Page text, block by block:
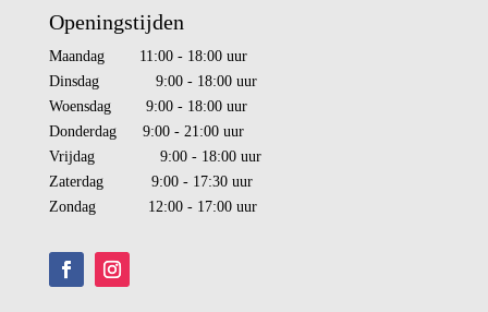
Openingstijden
Maandag 11:00 - 18:00 uur
Dinsdag 9:00 - 18:00 uur
Woensdag 9:00 - 18:00 uur
Donderdag 9:00 - 21:00 uur
Vrijdag 9:00 - 18:00 uur
Zaterdag 9:00 - 17:30 uur
Zondag 12:00 - 17:00 uur